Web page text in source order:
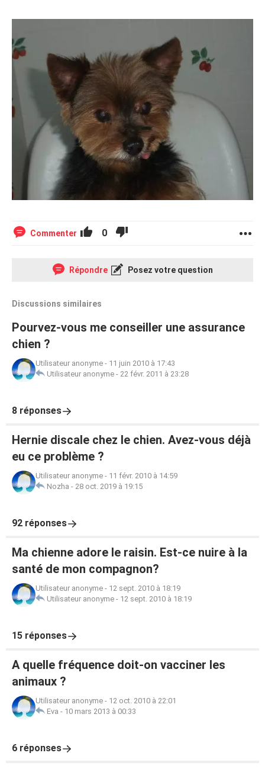
Commenter 0
Répondre Posez votre question
Discussions similaires
Pourvez-vous me conseiller une assurance
chien ?
Utilisateur anonyme - 11 juin 2010 à 17:43
Utilisateur anonyme - 22 févr. 2011 à 23:28
8 réponses
Hernie discale chez le chien. Avez-vous déjà
eu ce problème ?
Utilisateur anonyme - 11 févr. 2010 à 14:59
Nozha - 28 oct. 2019 à 19:15
92 réponses
Ma chienne adore le raisin. Est-ce nuire à la
santé de mon compagnon?
Utilisateur anonyme - 12 sept. 2010 à 18:19
Utilisateur anonyme - 12 sept. 2010 à 18:19
15 réponses
A quelle fréquence doit-on vacciner les
animaux ?
Utilisateur anonyme - 12 oct. 2010 à 22:01
Eva - 10 mars 2013 à 00:33
6 réponses